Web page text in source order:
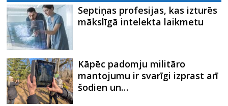
Septiņas profesijas, kas izturēs
mākslīgā intelekta laikmetu
Kāpēc padomju militāro
mantojumu ir svarīgi izprast arī
šodien un…